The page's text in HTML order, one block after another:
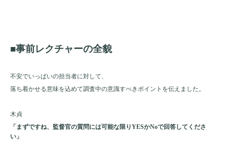
■事前レクチャーの全貌
不安でいっぱいの担当者に対して、
落ち着かせる意味を込めて調査中の意識すべきポイントを伝えました。
木貞
「まずですね、監督官の質問には可能な限りYESかNoで回答してくださ
い」